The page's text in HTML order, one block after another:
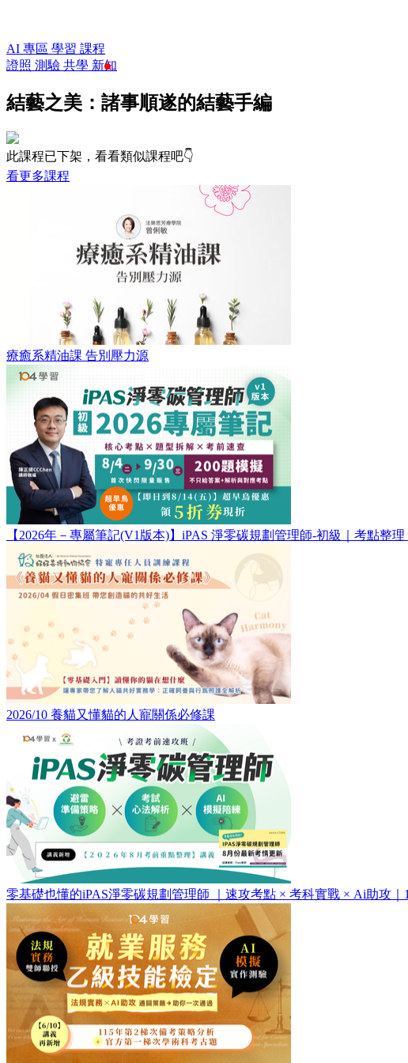
AI 專區 學習 課程
證照 測驗 共學 新知
結藝之美：諸事順遂的結藝手編
此課程已下架，看看類似課程吧👇
看更多課程
療癒系精油課 告別壓力源
【2026年－專屬筆記(V1版本)】iPAS 淨零碳規劃管理師-初級｜考點整
2026/10 養貓又懂貓的人寵關係必修課
零基礎也懂的iPAS淨零碳規劃管理師 ｜速攻考點 × 考科實戰 × Ai助攻｜